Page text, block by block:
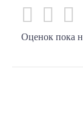
Оценок пока